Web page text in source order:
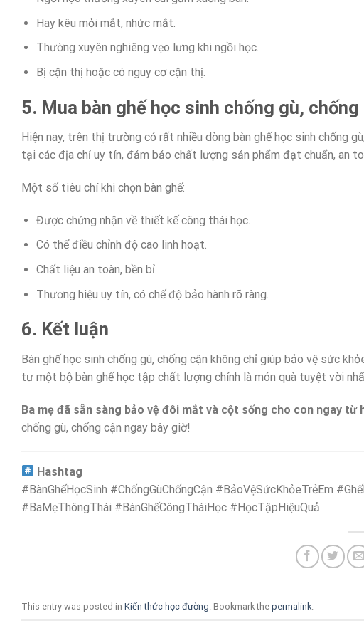
Hay kêu mỏi mắt, nhức mắt.
Thường xuyên nghiêng vẹo lưng khi ngồi học.
Bị cận thị hoặc có nguy cơ cận thị.
5. Mua bàn ghế học sinh chống gù, chống
Hiện nay, trên thị trường có rất nhiều dòng bàn ghế học sinh chống
tại các địa chỉ uy tín, đảm bảo chất lượng sản phẩm đạt chuẩn, an
Một số tiêu chí khi chọn bàn ghế:
Được chứng nhận về thiết kế công thái học.
Có thể điều chỉnh độ cao linh hoạt.
Chất liệu an toàn, bền bỉ.
Thương hiệu uy tín, có chế độ bảo hành rõ ràng.
6. Kết luận
Bàn ghế học sinh chống gù, chống cận không chỉ giúp bảo vệ sức
tư một bộ bàn ghế học tập chất lượng chính là món quà tuyệt vời
Ba mẹ đã sẵn sàng bảo vệ đôi mắt và cột sống cho con ngay từ
chống gù, chống cận ngay bây giờ!
Hashtag
#BànGhếHọcSinh #ChốngGùChốngCận #BảoVệSứcKhỏeTrẻEm
#BaMẹThôngThái #BànGhếCôngTháiHọc #HọcTậpHiệuQuả
This entry was posted in Kiến thức học đường. Bookmark the permalink.